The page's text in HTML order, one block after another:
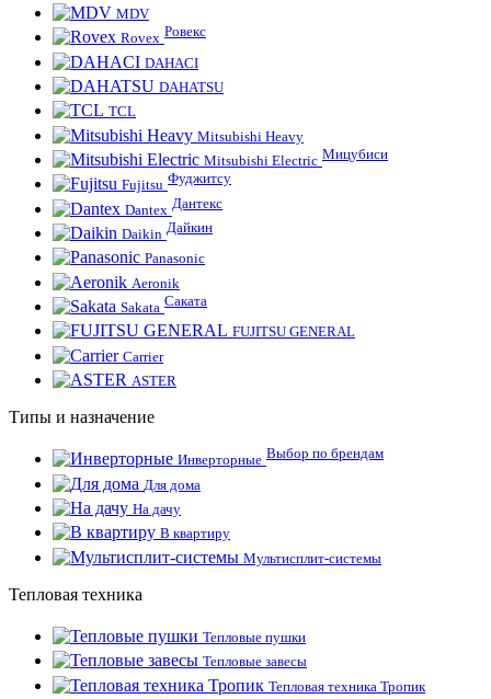
MDV
Rovex Ровекс
DAHACI
DAHATSU
TCL
Mitsubishi Heavy
Mitsubishi Electric Мицубиси
Fujitsu Фуджитсу
Dantex Дантекс
Daikin Дайкин
Panasonic
Aeronik
Sakata Саката
FUJITSU GENERAL
Carrier
ASTER
Типы и назначение
Инверторные Выбор по брендам
Для дома
На дачу
В квартиру
Мультисплит-системы
Тепловая техника
Тепловые пушки
Тепловые завесы
Тепловая техника Тропик